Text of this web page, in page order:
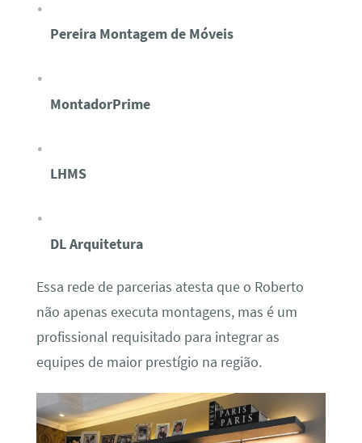
Pereira Montagem de Móveis
MontadorPrime
LHMS
DL Arquitetura
Essa rede de parcerias atesta que o Roberto
não apenas executa montagens, mas é um
profissional requisitado para integrar as
equipes de maior prestígio na região.